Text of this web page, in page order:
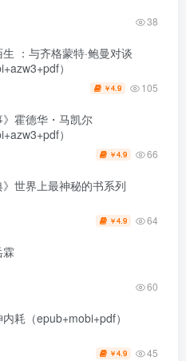
38
：与齐格蒙特·鲍曼对谈
）
￥4.9 105
》霍德华・马凯尔
）
￥4.9 66
》世界上最神秘的书系列
￥4.9 64
霖
60
耗（epub+mobi+pdf）
￥4.9 45